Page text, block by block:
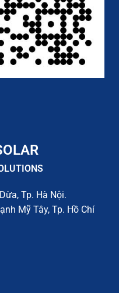
Tp. Hà Nội.
Mỹ Tây, Tp. Hồ Chí